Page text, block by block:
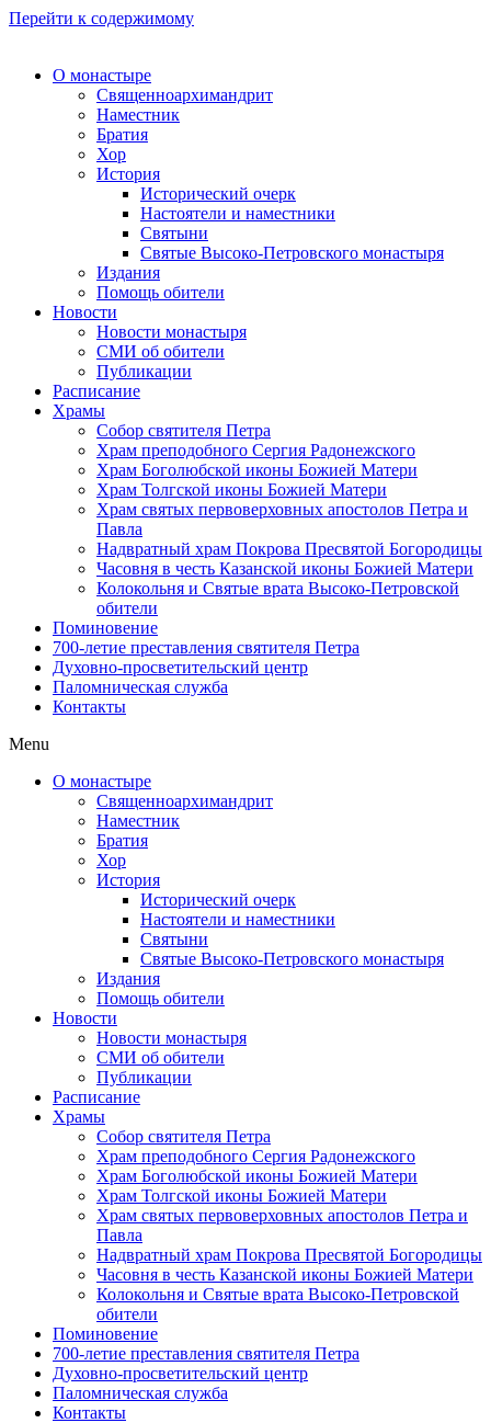
Перейти к содержимому
О монастыре
Священноархимандрит
Наместник
Братия
Хор
История
Исторический очерк
Настоятели и наместники
Святыни
Святые Высоко-Петровского монастыря
Издания
Помощь обители
Новости
Новости монастыря
СМИ об обители
Публикации
Расписание
Храмы
Собор святителя Петра
Храм преподобного Сергия Радонежского
Храм Боголюбской иконы Божией Матери
Храм Толгской иконы Божией Матери
Храм святых первоверховных апостолов Петра и
Павла
Надвратный храм Покрова Пресвятой Богородицы
Часовня в честь Казанской иконы Божией Матери
Колокольня и Святые врата Высоко-Петровской
обители
Поминовение
700-летие преставления святителя Петра
Духовно-просветительский центр
Паломническая служба
Контакты
Menu
О монастыре
Священноархимандрит
Наместник
Братия
Хор
История
Исторический очерк
Настоятели и наместники
Святыни
Святые Высоко-Петровского монастыря
Издания
Помощь обители
Новости
Новости монастыря
СМИ об обители
Публикации
Расписание
Храмы
Собор святителя Петра
Храм преподобного Сергия Радонежского
Храм Боголюбской иконы Божией Матери
Храм Толгской иконы Божией Матери
Храм святых первоверховных апостолов Петра и
Павла
Надвратный храм Покрова Пресвятой Богородицы
Часовня в честь Казанской иконы Божией Матери
Колокольня и Святые врата Высоко-Петровской
обители
Поминовение
700-летие преставления святителя Петра
Духовно-просветительский центр
Паломническая служба
Контакты